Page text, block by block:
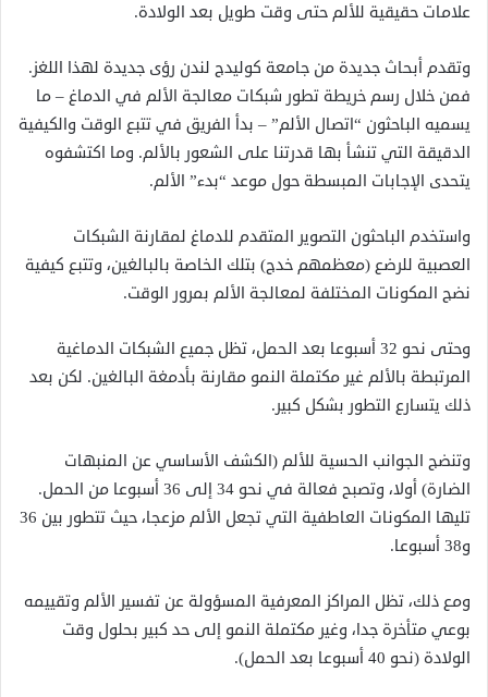
علامات حقيقية للألم حتى وقت طويل بعد الولادة.
وتقدم أبحاث جديدة من جامعة كوليدج لندن رؤى جديدة لهذا اللغز.
فمن خلال رسم خريطة تطور شبكات معالجة الألم في الدماغ – ما
يسميه الباحثون “اتصال الألم” – بدأ الفريق في تتبع الوقت والكيفية
الدقيقة التي تنشأ بها قدرتنا على الشعور بالألم. وما اكتشفوه
يتحدى الإجابات المبسطة حول موعد “بدء” الألم.
واستخدم الباحثون التصوير المتقدم للدماغ لمقارنة الشبكات
العصبية للرضع (معظمهم خدج) بتلك الخاصة بالبالغين، وتتبع كيفية
نضج المكونات المختلفة لمعالجة الألم بمرور الوقت.
وحتى نحو 32 أسبوعا بعد الحمل، تظل جميع الشبكات الدماغية
المرتبطة بالألم غير مكتملة النمو مقارنة بأدمغة البالغين. لكن بعد
ذلك يتسارع التطور بشكل كبير.
وتنضج الجوانب الحسية للألم (الكشف الأساسي عن المنبهات
الضارة) أولا، وتصبح فعالة في نحو 34 إلى 36 أسبوعا من الحمل.
تليها المكونات العاطفية التي تجعل الألم مزعجا، حيث تتطور بين 36
و38 أسبوعا.
ومع ذلك، تظل المراكز المعرفية المسؤولة عن تفسير الألم وتقييمه
بوعي متأخرة جدا، وغير مكتملة النمو إلى حد كبير بحلول وقت
الولادة (نحو 40 أسبوعا بعد الحمل).